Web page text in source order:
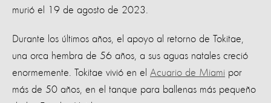
murió el 19 de agosto de 2023.
Durante los últimos años, el apoyo al retorno de Tokitae,
una orca hembra de 56 años, a sus aguas natales creció
enormemente. Tokitae vivió en el Acuario de Miami por
más de 50 años, en el tanque para ballenas más pequeño